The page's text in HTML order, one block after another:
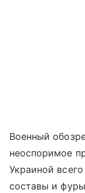
Военный
неоспоримое
Украиной
составы и